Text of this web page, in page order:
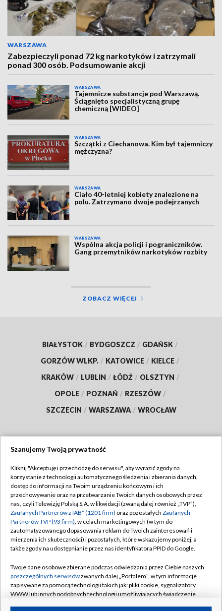
WARSZAWA
Zabezpieczyli ponad 72 kg narkotyków i zatrzymali
ponad 300 osób. Podsumowanie akcji
WARSZAWA
Tajemnicze substancje pod Warszawą.
Ściągnięto specjalistyczną grupę
chemiczną [WIDEO]
WARSZAWA
Szczątki z Ciechanowa. Kim był tajemniczy
mężczyzna?
WARSZAWA
Ciało 40-letniej kobiety znalezione na
polu. Zatrzymano dwoje podejrzanych
WARSZAWA
Wspólna akcja policji i pograniczników.
Gang przemytników narkotyków rozbity
ZOBACZ WIĘCEJ
BIAŁYSTOK / BYDGOSZCZ / GDAŃSK /
GORZÓW WLKP. / KATOWICE / KIELCE /
KRAKÓW / LUBLIN / ŁÓDŹ / OLSZTYN /
OPOLE / POZNAŃ / RZESZÓW /
SZCZECIN / WARSZAWA / WROCŁAW
TVP
Abonament TVP
Emisja w TVP
Centrum informacji TVP
Naziemna Telewizja Cyfrowa
Rada Programowa
System NOS
Informacje o nadawcy
Regulamin TVP
Polityka prywatności
Moje zgody
Pomoc
Kontakt
Kanały
Szanujemy Twoją prywatność
Kliknij "Akceptuję i przechodzę do serwisu", aby wyrazić zgody na
korzystanie z technologii automatycznego śledzenia i zbierania danych,
dostęp do informacji na Twoim urządzeniu końcowym i ich
przechowywanie oraz na przetwarzanie Twoich danych osobowych przez
nas, czyli Telewizję Polską S.A. w likwidacji (zwaną dalej również „TVP”),
Zaufanych Partnerów z IAB* (1201 firm) oraz pozostałych Zaufanych
Partnerów TVP (93 firm), w celach marketingowych (w tym do
zautomatyzowanego dopasowania reklam do Twoich zainteresowań i
mierzenia ich skuteczności) i pozostałych, które wskazujemy poniżej, a
także zgody na udostępnianie przez nas identyfikatora PPID do Google.
Twoje dane osobowe zbierane podczas odwiedzania przez Ciebie naszych
poszczególnych serwisówzwanych dalej „Portalem”, w tym informacje
zapisywane za pomocą technologii takich jak: pliki cookie, sygnalizatory
WWW lub innych podobnych technologii umożliwiających świadczenie